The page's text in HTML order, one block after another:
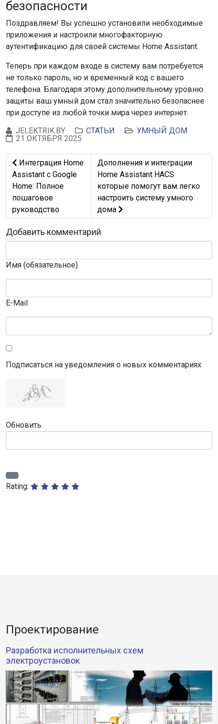
безопасности
Поздравляем! Вы успешно установили необходимые
приложения и настроили многофакторную
аутентификацию для своей системы Home Assistant.
Теперь при каждом входе в систему вам потребуется
не только пароль, но и временный код с вашего
телефона. Благодаря этому дополнительному уровню
защиты ваш умный дом стал значительно безопаснее
при доступе из любой точки мира через интернет.
JELEKTRIK.BY
СТАТЬИ
УМНЫЙ ДОМ
21 ОКТЯБРЯ 2025
Предыдущий: Интеграция Home Assistant с Google
Интеграция Home
Assistant с Google
Home: Полное
пошаговое
руководство
Следующий: Дополнения и
Дополнения и интеграции
Home Assistant HACS
которые помогут вам легко
настроить систему умного
дома
Добавить комментарий
Имя (обязательное)
E-Mail
Подписаться на уведомления о новых комментариях
Обновить
Rating:
Проектирование
Разработка исполнительных схем
электроустановок